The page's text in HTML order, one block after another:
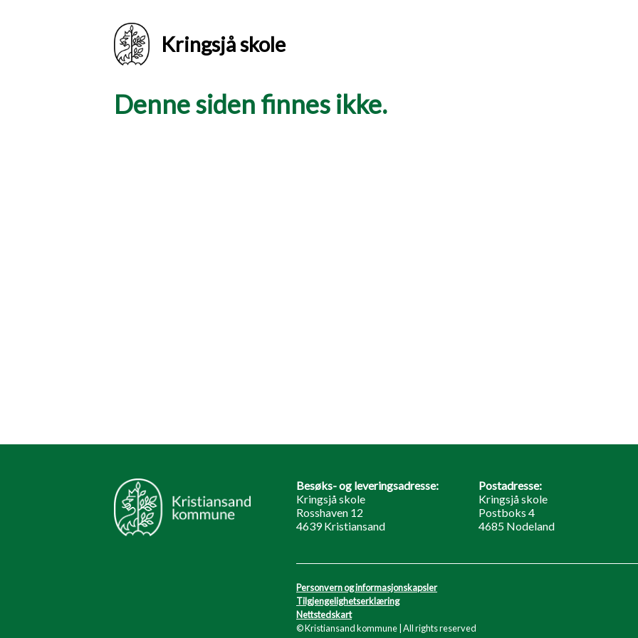
Kringsjå skole
Denne siden finnes ikke.
Besøks- og leveringsadresse:
Kringsjå skole
Rosshaven 12
4639 Kristiansand
Postadresse:
Kringsjå skole
Postboks 4
4685 Nodeland
Personvern og informasjonskapsler
Tilgjengelighetserklæring
Nettstedskart
© Kristiansand kommune | All rights reserved